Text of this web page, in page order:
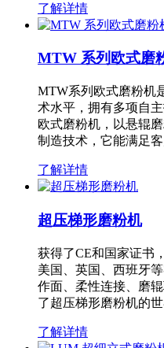
了解详情
MTW 系列欧式磨
MTW系列欧式磨粉机
术水平，拥有多项自
欧式磨粉机，以悬辊
制造技术，它能满足
了解详情
超压梯形磨粉机
获得了CE和国家证书
美国、英国、西班牙
作面、柔性连接、磨
了超压梯形磨粉机的
了解详情